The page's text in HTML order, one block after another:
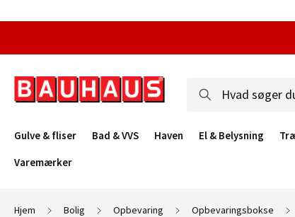
Gulve & fliser Bad & VVS Haven El & Belysning
Varemærker
Hjem Bolig Opbevaring Opbevaringsbokse